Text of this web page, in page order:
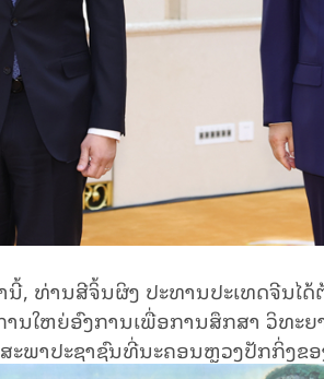
, ທ່ານສີຈິ້ນຜິງ ປະທານປະເທດຈີນໄ
ານໃຫຍ່ອົງການເພື່ອການສຶກສາ ວິທະ
ະພາປະຊາຊົນທີ່ນະຄອນຫຼວງປັກກິ່ງຂ